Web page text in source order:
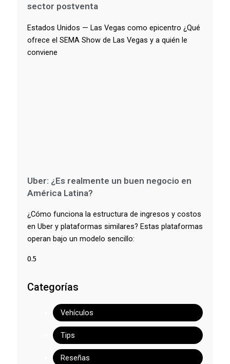
sector postventa
Estados Unidos — Las Vegas como epicentro ¿Qué
ofrece el SEMA Show de Las Vegas y a quién le
conviene
Uber: ¿Es realmente un buen negocio en
América Latina?
¿Cómo funciona la estructura de ingresos y costos
en Uber y plataformas similares? Estas plataformas
operan bajo un modelo sencillo:
Categorías
Vehículos
Tips
Reseñas